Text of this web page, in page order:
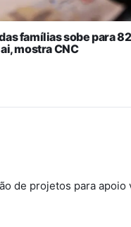
famílias sobe para
mostra CNC
de projetos para apoio